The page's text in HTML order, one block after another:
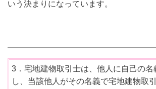
いう決まりになっています。
3．宅地建物取引士は、他人に自己の名
し、当該他人がその名義で宅地建物取